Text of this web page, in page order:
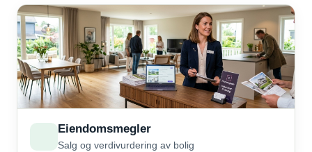
Eiendomsmegler
Salg og verdivurdering av bolig